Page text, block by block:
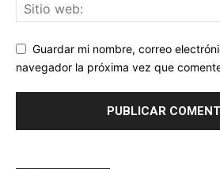
Guardar mi nombre, correo
navegador la próxima vez que